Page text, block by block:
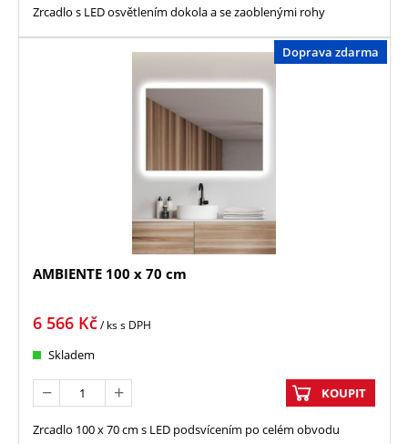
Zrcadlo s LED osvětlením dokola a se zaoblenými rohy
Doprava zdarma
AMBIENTE 100 x 70 cm
6 566 Kč/ kss DPH
Skladem
KOUPIT
Zrcadlo 100 x 70 cm s LED podsvícením po celém obvodu